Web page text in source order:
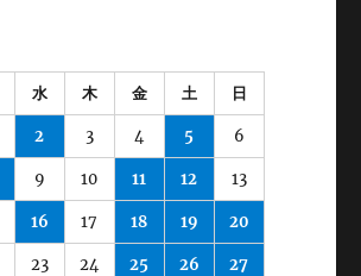
水 木 金 土 日
2 3 4 5 6
9 10 11 12 13
16 17 18 19 20
23 24 25 26 27